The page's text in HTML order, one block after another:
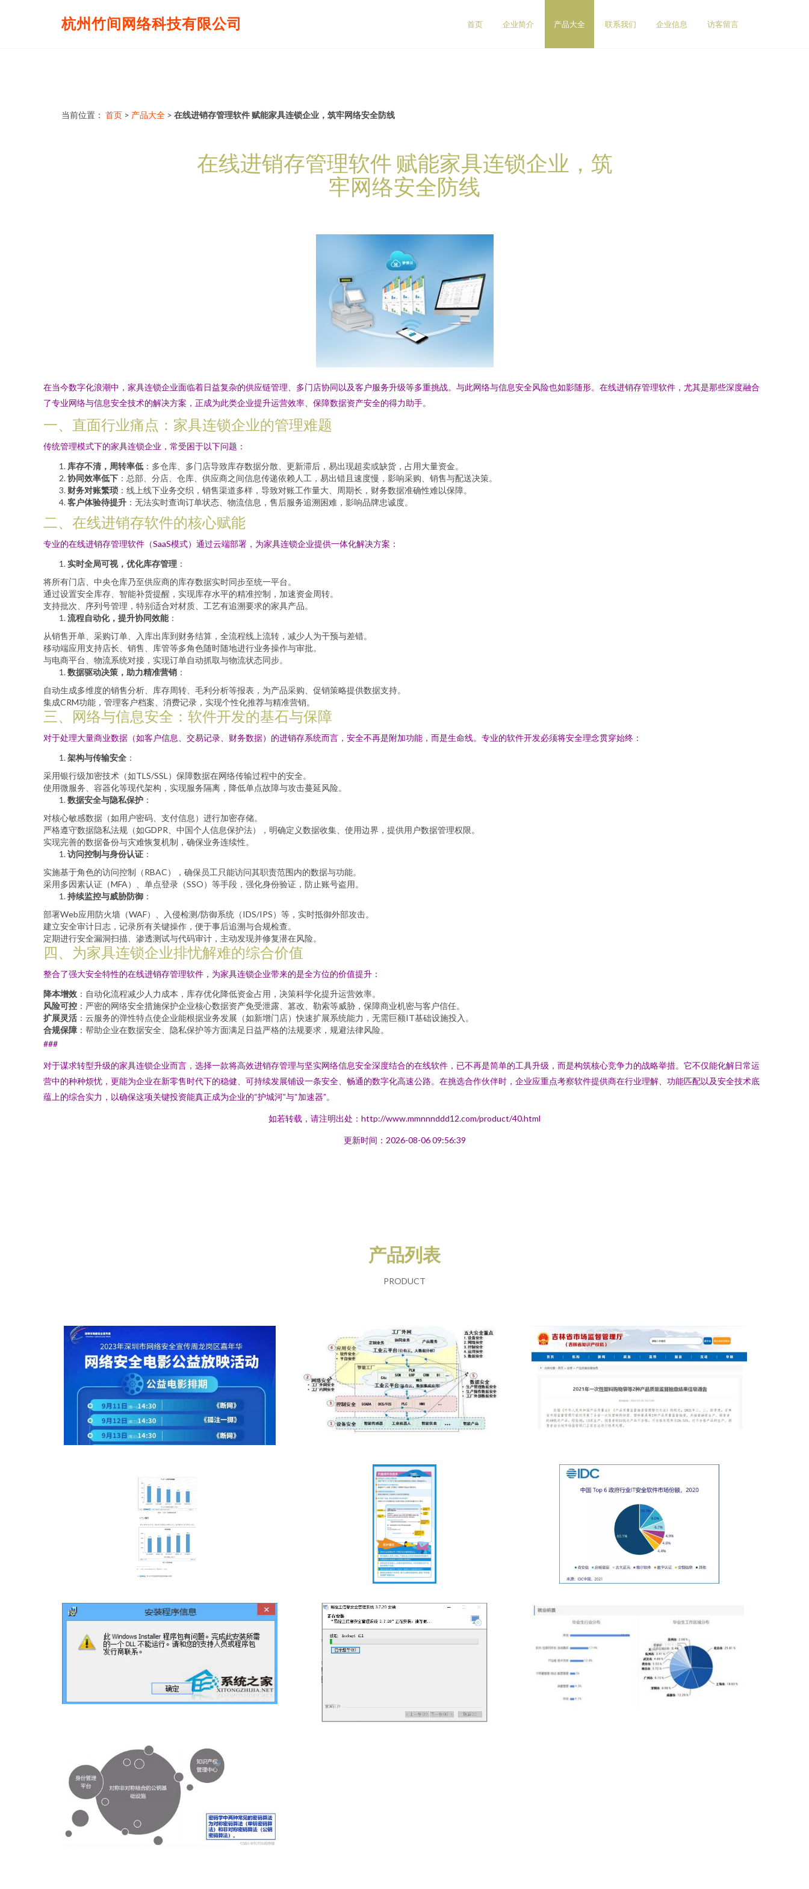
杭州竹间网络科技有限公司 首页 企业简介 产品大全 联系我们 企业信息 访客留言
当前位置： 首页 > 产品大全 > 在线进销存管理软件 赋能家具连锁企业，筑牢网络安全防线
在线进销存管理软件 赋能家具连锁企业，筑
牢网络安全防线
在当今数字化浪潮中，家具连锁企业面临着日益复杂的供应链管理、多门店协同以及客户服务升级等多重挑战。与此网络与信息安全风险也如影随形。在线进销存管理软件，尤其是那些深度融合
了专业网络与信息安全技术的解决方案，正成为此类企业提升运营效率、保障数据资产安全的得力助手。
一、直面行业痛点：家具连锁企业的管理难题
传统管理模式下的家具连锁企业，常受困于以下问题：
库存不清，周转率低 ：多仓库、多门店导致库存数据分散、更新滞后，易出现超卖或缺货，占用大量资金。
协同效率低下 ：总部、分店、仓库、供应商之间信息传递依赖人工，易出错且速度慢，影响采购、销售与配送决策。
财务对账繁琐 ：线上线下业务交织，销售渠道多样，导致对账工作量大、周期长，财务数据准确性难以保障。
客户体验待提升 ：无法实时查询订单状态、物流信息，售后服务追溯困难，影响品牌忠诚度。
二、在线进销存软件的核心赋能
专业的在线进销存管理软件（SaaS模式）通过云端部署，为家具连锁企业提供一体化解决方案：
实时全局可视，优化库存管理 ：
将所有门店、中央仓库乃至供应商的库存数据实时同步至统一平台。
通过设置安全库存、智能补货提醒，实现库存水平的精准控制，加速资金周转。
支持批次、序列号管理，特别适合对材质、工艺有追溯要求的家具产品。
流程自动化，提升协同效能：
从销售开单、采购订单、入库出库到财务结算，全流程线上流转，减少人为干预与差错。
移动端应用支持店长、销售、库管等多角色随时随地进行业务操作与审批。
与电商平台、物流系统对接，实现订单自动抓取与物流状态同步。
数据驱动决策，助力精准营销 ：
自动生成多维度的销售分析、库存周转、毛利分析等报表，为产品采购、促销策略提供数据支持。
集成CRM功能，管理客户档案、消费记录，实现个性化推荐与精准营销。
三、网络与信息安全：软件开发的基石与保障
对于处理大量商业数据（如客户信息、交易记录、财务数据）的进销存系统而言，安全不再是附加功能，而是生命线。专业的软件开发必须将安全理念贯穿始终：
架构与传输安全 ：
采用银行级加密技术（如TLS/SSL）保障数据在网络传输过程中的安全。
使用微服务、容器化等现代架构，实现服务隔离，降低单点故障与攻击蔓延风险。
数据安全与隐私保护 ：
对核心敏感数据（如用户密码、支付信息）进行加密存储。
严格遵守数据隐私法规（如GDPR、中国个人信息保护法），明确定义数据收集、使用边界，提供用户数据管理权限。
实现完善的数据备份与灾难恢复机制，确保业务连续性。
访问控制与身份认证 ：
实施基于角色的访问控制（RBAC），确保员工只能访问其职责范围内的数据与功能。
采用多因素认证（MFA）、单点登录（SSO）等手段，强化身份验证，防止账号盗用。
持续监控与威胁防御 ：
部署Web应用防火墙（WAF）、入侵检测/防御系统（IDS/IPS）等，实时抵御外部攻击。
建立安全审计日志，记录所有关键操作，便于事后追溯与合规检查。
定期进行安全漏洞扫描、渗透测试与代码审计，主动发现并修复潜在风险。
四、为家具连锁企业排忧解难的综合价值
整合了强大安全特性的在线进销存管理软件，为家具连锁企业带来的是全方位的价值提升：
降本增效 ：自动化流程减少人力成本，库存优化降低资金占用，决策科学化提升运营效率。
风险可控 ：严密的网络安全措施保护企业核心数据资产免受泄露、篡改、勒索等威胁，保障商业机密与客户信任。
扩展灵活 ：云服务的弹性特点使企业能根据业务发展（如新增门店）快速扩展系统能力，无需巨额IT基础设施投入。
合规保障 ：帮助企业在数据安全、隐私保护等方面满足日益严格的法规要求，规避法律风险。
###
对于谋求转型升级的家具连锁企业而言，选择一款将高效进销存管理与坚实网络信息安全深度结合的在线软件，已不再是简单的工具升级，而是构筑核心竞争力的战略举措。它不仅能化解日常运
营中的种种烦忧，更能为企业在新零售时代下的稳健、可持续发展铺设一条安全、畅通的数字化高速公路。在挑选合作伙伴时，企业应重点考察软件提供商在行业理解、功能匹配以及安全技术底
蕴上的综合实力，以确保这项关键投资能真正成为企业的“护城河”与“加速器”。
如若转载，请注明出处：http://www.mmnnnddd12.com/product/40.html
更新时间：2026-08-06 09:56:39
产品列表
PRODUCT